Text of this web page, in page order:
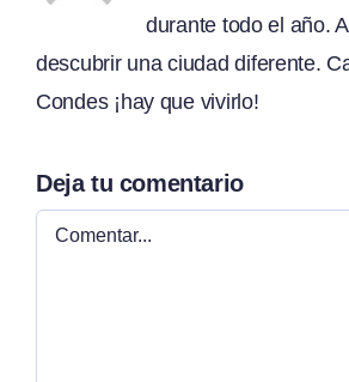
durante todo el año.
descubrir una ciudad diferente.
Condes ¡hay que vivirlo!
Deja tu comentario
Comentar